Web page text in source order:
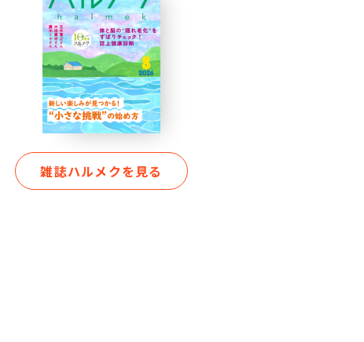
雑誌ハルメクを見る